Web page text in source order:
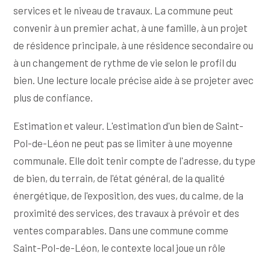
services et le niveau de travaux. La commune peut
convenir à un premier achat, à une famille, à un projet
de résidence principale, à une résidence secondaire ou
à un changement de rythme de vie selon le profil du
bien. Une lecture locale précise aide à se projeter avec
plus de confiance.
Estimation et valeur. L'estimation d'un bien de Saint-
Pol-de-Léon ne peut pas se limiter à une moyenne
communale. Elle doit tenir compte de l'adresse, du type
de bien, du terrain, de l'état général, de la qualité
énergétique, de l'exposition, des vues, du calme, de la
proximité des services, des travaux à prévoir et des
ventes comparables. Dans une commune comme
Saint-Pol-de-Léon, le contexte local joue un rôle